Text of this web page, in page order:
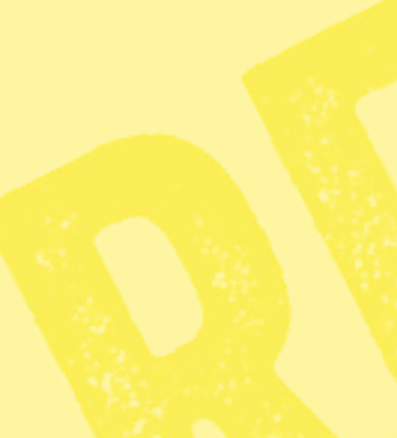
Stadsdelsnämndernas framtid hotad
Radar
I januari rapporterade Syre
Göteborg om Kommunstyrelsens beslut att
centralisera…
Prenumerera på